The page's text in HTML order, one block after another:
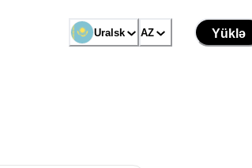
Uralsk AZ Yüklə